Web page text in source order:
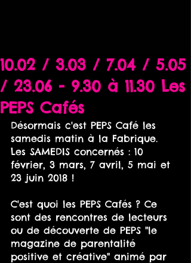
10.02 / 3.03 / 7.04 / 5.05
/ 23.06 - 9.30 à 11.30 Les
PEPS Cafés
Désormais c'est PEPS Café les
samedis matin à la Fabrique.
Les SAMEDIS concernés : 10
février, 3 mars, 7 avril, 5 mai et
23 juin 2018 !
C'est quoi les PEPS Cafés ? Ce
sont des rencontres de lecteurs
ou de découverte de PEPS "le
magazine de parentalité
positive et créative" animé par